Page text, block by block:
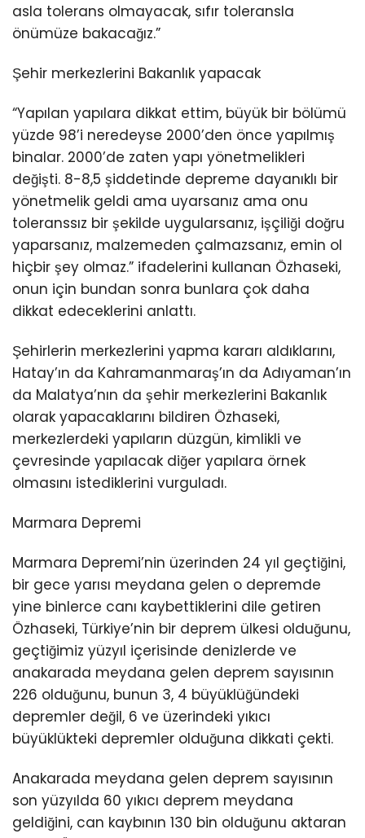
asla tolerans olmayacak, sıfır toleransla
önümüze bakacağız.”
Şehir merkezlerini Bakanlık yapacak
“Yapılan yapılara dikkat ettim, büyük bir bölümü
yüzde 98’i neredeyse 2000’den önce yapılmış
binalar. 2000’de zaten yapı yönetmelikleri
değişti. 8-8,5 şiddetinde depreme dayanıklı bir
yönetmelik geldi ama uyarsanız ama onu
toleranssız bir şekilde uygularsanız, işçiliği doğru
yaparsanız, malzemeden çalmazsanız, emin ol
hiçbir şey olmaz.” ifadelerini kullanan Özhaseki,
onun için bundan sonra bunlara çok daha
dikkat edeceklerini anlattı.
Şehirlerin merkezlerini yapma kararı aldıklarını,
Hatay’ın da Kahramanmaraş’ın da Adıyaman’ın
da Malatya’nın da şehir merkezlerini Bakanlık
olarak yapacaklarını bildiren Özhaseki,
merkezlerdeki yapıların düzgün, kimlikli ve
çevresinde yapılacak diğer yapılara örnek
olmasını istediklerini vurguladı.
Marmara Depremi
Marmara Depremi’nin üzerinden 24 yıl geçtiğini,
bir gece yarısı meydana gelen o depremde
yine binlerce canı kaybettiklerini dile getiren
Özhaseki, Türkiye’nin bir deprem ülkesi olduğunu,
geçtiğimiz yüzyıl içerisinde denizlerde ve
anakarada meydana gelen deprem sayısının
226 olduğunu, bunun 3, 4 büyüklüğündeki
depremler değil, 6 ve üzerindeki yıkıcı
büyüklükteki depremler olduğuna dikkati çekti.
Anakarada meydana gelen deprem sayısının
son yüzyılda 60 yıkıcı deprem meydana
geldiğini, can kaybının 130 bin olduğunu aktaran